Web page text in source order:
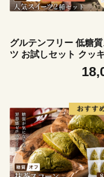
グルテンフリー 低糖
ツ お試しセット クッ
スコーン5種 / スイーツ
ィン 焼き菓子 詰め合
麦粉・砂糖・トランス
酸・人工甘味料・不使
【LowCarbHouse 】